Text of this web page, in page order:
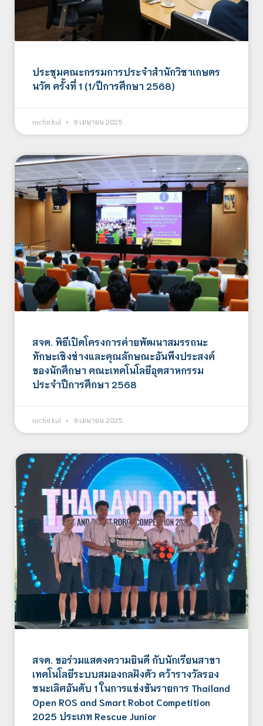
ประชุมคณะกรรมการประจำสำนักวิชาเกษตร
นวัต ครั้งที่ 1 (1/ปีการศึกษา 2568)
nicha.kul 9 เมษายน 2025
สจด. พิธีเปิดโครงการค่ายพัฒนาสมรรถนะ
ทักษะเชิงช่างและคุณลักษณะอันพึงประสงค์
ของนักศึกษา คณะเทคโนโลยีอุตสาหกรรม
ประจำปีการศึกษา 2568
nicha.kul 9 เมษายน 2025
สจด. ขอร่วมแสดงความยินดี กับนักเรียนสาขา
เทคโนโลยีระบบสมองกลฝังตัว คว้ารางวัลรอง
ชนะเลิศอันดับ 1 ในการแข่งขันรายการ Thailand
Open ROS and Smart Robot Competition
2025 ประเภท Rescue Junior